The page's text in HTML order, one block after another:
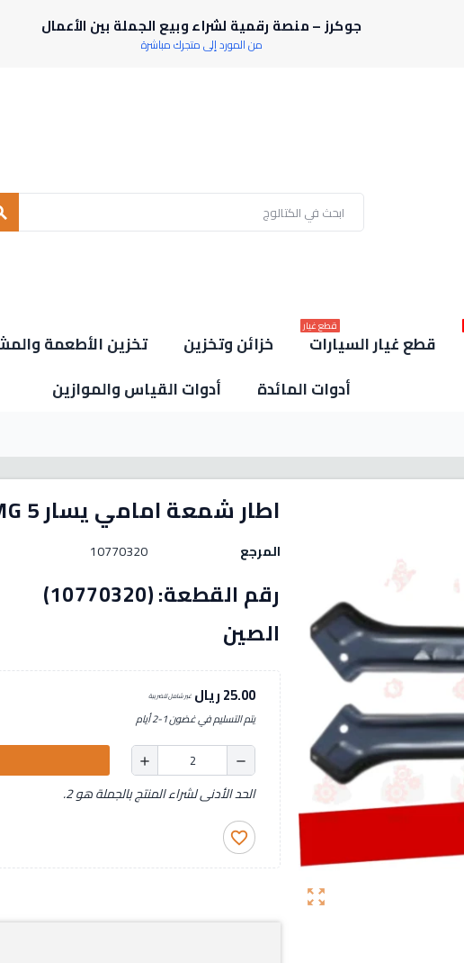
جوكرز – منصة رقمية لشراء وبيع الجملة بين الأعمال
من المورد إلى متجرك مباشرة
قطع غيار السيارات
قطع غيار
خزائن وتخزين تخزين الأطعمة
أدوات المائدة
أدوات القياس والموازين
zoom_out_map
اطار شمعة امامي يسار MG 5
المرجع 10770320
رقم
الصين
25.00 ريال غير شامل للضريبة
يتم التسليم في غضون 1-2 أيام
remove
add
الحد الأدنى لشراء المنتج بالجملة هو 2.
favorite_border